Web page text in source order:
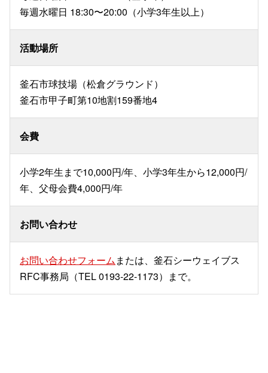
毎週水曜日 18:30〜20:00（小学3年生以上）
活動場所
釜石市球技場（松倉グラウンド）
釜石市甲子町第10地割159番地4
会費
小学2年生まで10,000円/年、小学3年生から12,000円/
年、父母会費4,000円/年
お問い合わせ
お問い合わせフォームまたは、釜石シーウェイブス
RFC事務局（TEL 0193-22-1173）まで。